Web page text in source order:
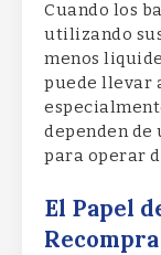
Cuando los
utilizando
menos
puede llevar
dependen de
para operar
El Papel